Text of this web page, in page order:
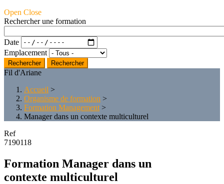
Open Close
Rechercher une formation
Date
Emplacement
Rechercher
Fil d'Ariane
Accueil >
Organisme de formation >
Formation Management >
Manager dans un contexte multiculturel
Ref
7190118
Formation Manager dans un
contexte multiculturel